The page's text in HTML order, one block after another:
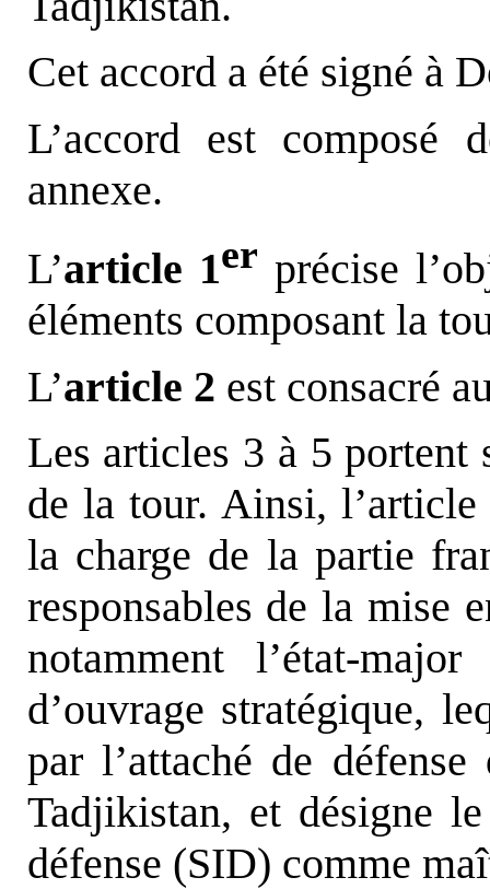
Cet accord a été signé à
L’accord est composé
annexe.
L’article 1er précise
éléments composant la
L’article 2 est consacré
Les articles 3 à 5 portent
de la tour. Ainsi,
la charge de la partie
responsables de la mise
notamment l’état-
d’ouvrage stratégique,
par l’attaché de défense
Tadjikistan, et désigne
défense (SID) comme